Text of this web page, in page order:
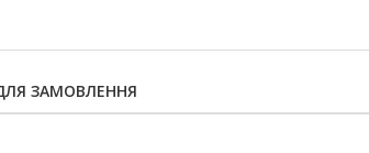
ЗАМОВЛЕННЯ